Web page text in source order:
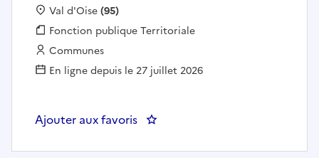
Localisation :
Val d'Oise(95)
Fonction publique :
Fonction publique Territoriale
Employeur :
Communes
En ligne depuis le 27 juillet 2026
Ajouter aux favoris : Professeur de danse classique